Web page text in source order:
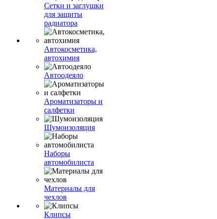
Сетки и заглушки
для защиты
радиатора
Автокосметика,
автохимия
Автоодеяло
Ароматизаторы и
салфетки
Шумоизоляция
Наборы
автомобилиста
Материалы для
чехлов
Клипсы